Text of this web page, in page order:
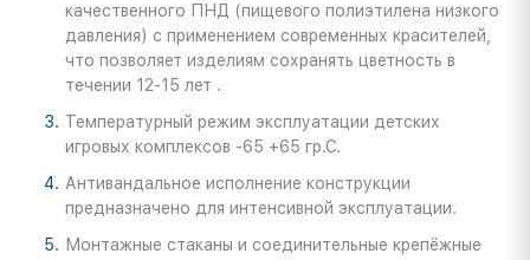
качественного ПНД (пищевого полиэтилена низкого
давления) с применением современных красителей,
что позволяет изделиям сохранять цветность в
течении 12-15 лет .
Температурный режим эксплуатации детских
игровых комплексов -65 +65 гр.С.
Антивандальное исполнение конструкции
предназначено для интенсивной эксплуатации.
Монтажные стаканы и соединительные крепёжные